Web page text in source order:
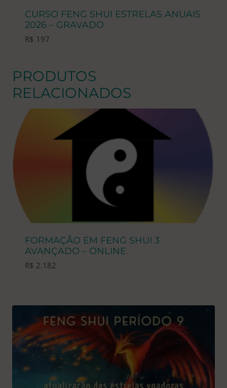
CURSO FENG SHUI ESTRELAS ANUAIS
2026 – GRAVADO
R$ 197
PRODUTOS
RELACIONADOS
FORMAÇÃO EM FENG SHUI 3
AVANÇADO – ONLINE
R$ 2.182